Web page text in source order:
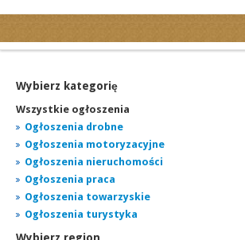
Ogłoszenia motoryzacyjne
Ogłoszenia nieruchomości
Ogłoszenia praca
Ogłoszenia turystyka
Ogłoszenia towarzyskie
Regiony
miasta...
Wybierz kategorię
Wszystkie ogłoszenia
Ogłoszenia drobne
Ogłoszenia motoryzacyjne
Ogłoszenia nieruchomości
Ogłoszenia praca
Ogłoszenia towarzyskie
Ogłoszenia turystyka